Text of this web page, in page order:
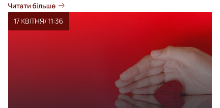
Читати більше
17 КВІТНЯ/ 11:36